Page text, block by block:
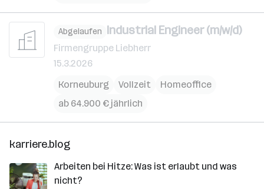
Abgelaufen Industrial Engineer (m/w/d)
Firmengruppe Liebherr
15.3.2026
Korneuburg
Vollzeit
Homeoffice
ab 64.900 € jährlich
karriere.blog
Arbeiten bei Hitze: Was ist erlaubt und was
nicht?